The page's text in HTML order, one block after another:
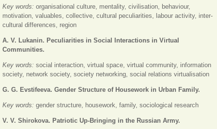
Key words: organisational culture, mentality, civilisation, behaviour,
motivation, valuables, collective, cultural peculiarities, labour activity, inter-
cultural differences, region
A. V. Lukanin. Peculiarities in Social Interactions in Virtual
Communities.
Key words: social interaction, virtual space, virtual community, information
society, network society, society networking, social relations virtualisation
G. G. Evstifeeva. Gender Structure of Housework in Urban Family.
Key words: gender structure, housework, family, sociological research
V. V. Shirokova. Patriotic Up-Bringing in the Russian Army.